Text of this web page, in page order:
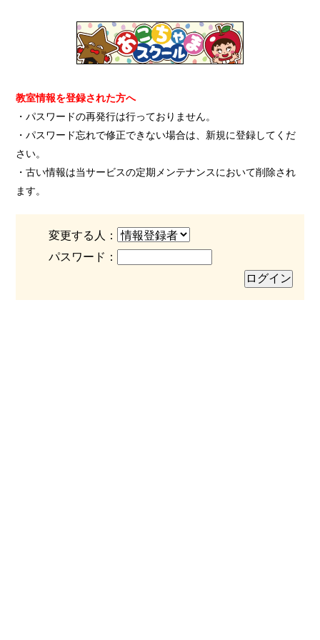
教室情報を登録された方へ
・パスワードの再発行は行っておりません。
・パスワード忘れで修正できない場合は、新規に登録してくだ
さい。
・古い情報は当サービスの定期メンテナンスにおいて削除され
ます。
変更する人：
パスワード：